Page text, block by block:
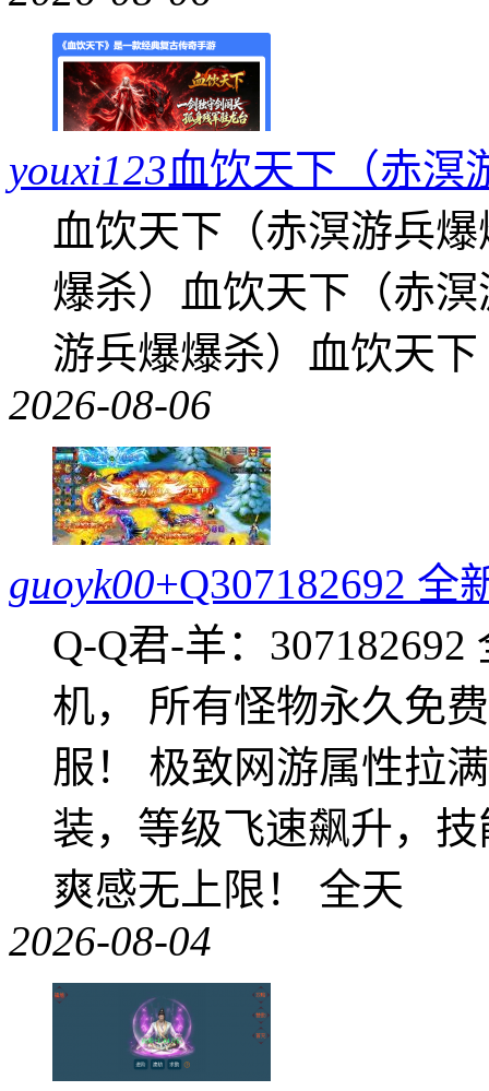
youxi123血饮天下（赤溟
血饮天下（赤溟游兵
爆杀）血饮天下（赤
游兵爆爆杀）血饮天
2026-08-06
guoyk00+Q307182692
Q-Q君-羊：
机， 所有怪物永久免
服！ 极致网游属性拉
装，等级飞速飙升，
爽感无上限！ 全天
2026-08-04